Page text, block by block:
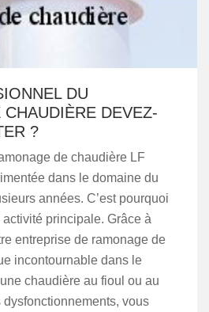
DU
DEVEZ-
?
de chaudière LF
dans le domaine du
années. C’est pourquoi
principale. Grâce à
entreprise de ramonage de
incontournable dans le
chaudière au fioul ou au
dysfonctionnements, vous